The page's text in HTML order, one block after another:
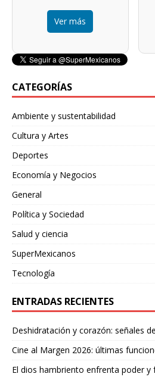
Ver más
CATEGORÍAS
Ambiente y sustentabilidad
Cultura y Artes
Deportes
Economía y Negocios
General
Política y Sociedad
Salud y ciencia
SuperMexicanos
Tecnología
ENTRADAS RECIENTES
Deshidratación y corazón: señales
Cine al Margen 2026: últimas
El dios hambriento enfrenta poder y